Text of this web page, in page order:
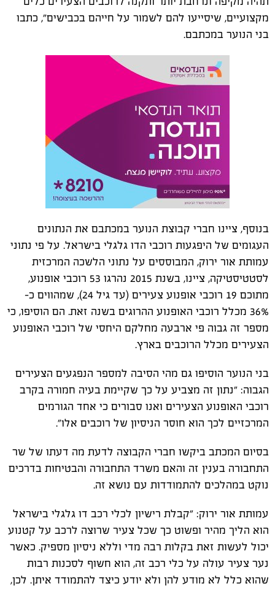
מקצועיים, שיסייעו להם לשמור על חייהם בכבישים", כתבו
בני הנוער במכתבם.
בנוסף, ציינו חברי קבוצת הנוער במכתבם את הנתונים
העגומים של היפגעות רוכבי הדו גלגלי בישראל. על פי נתוני
עמותת אור ירוק, המבוססים על נתוני הלשכה המרכזית
לסטטיסטיקה, ציינו, בשנת 2015 נהרגו 53 רוכבי אופנוע,
מתוכם 19 רוכבי אופנוע צעירים (עד גיל 24), שמהווים כ-
36% מכלל רוכבי האופנוע ההרוגים בשנה זאת. הם הוסיפו, כי
מספר זה גבוה פי ארבעה מחלקם היחסי של רוכבי האופנוע
הצעירים מכלל הרוכבים בארץ.
בני הנוער הוסיפו גם מהי הסיבה למספר הנפגעים הצעירים
הגבוה: "נתון זה מצביע על כך שקיימת בעיה חמורה בקרב
רוכבי האופנוע הצעירים ואנו סבורים כי אחד הגורמים
המרכזיים לכך הוא חוסר הניסיון של רוכבים אלו".
בסיום המכתב ביקשו חברי הקבוצה לדעת מה דעתו של שר
התחבורה בענין זה והאם משרד התחבורה והבטיחות בדרכים
נוקט במהלכים להתמודדות עם נושא זה.
עמותת אור ירוק: "קבלת רישיון לכלי רכב דו גלגלי בישראל
הוא הליך מהיר ופשוט כך שכל צעיר שרוצה לרכב על קטנוע
יכול לעשות זאת בקלות רבה מדי וללא ניסיון מספיק. כאשר
נער צעיר עולה על כלי רכב זה, הוא חשוף לסכנות רבות
שהוא כלל לא מודע להן ולא יודע כיצד להתמודד איתן. לכן,